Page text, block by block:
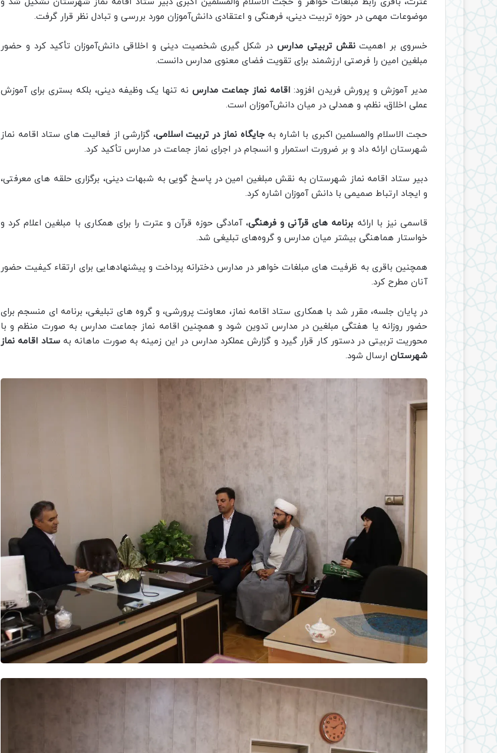
موضوعات مهمی در حوزه تربیت دینی، فرهنگی و اعتقادی دانش‌آموزان مورد بررسی و تبادل نظر قرار گرفت.
خسروی بر اهمیتنقش تربیتی مدارس در شکل گیری شخصیت دینی و اخلاقی دانش‌آموزان تأکید کرد و حضور
مبلغین امین را فرصتی ارزشمند برای تقویت فضای معنوی مدارس دانست.
مدیر آموزش و پرورش فریدن افزود: اقامه نماز جماعت مدارس نه تنها یک وظیفه دینی، بلکه بستری برای آموزش
عملی اخلاق، نظم، و همدلی در میان دانش‌آموزان است.
حجت الاسلام والمسلمین اکبری با اشاره بهجایگاه نماز در تربیت اسلامی، گزارشی از فعالیت های ستاد اقامه نماز
شهرستان ارائه داد و بر ضرورت استمرار و انسجام در اجرای نماز جماعت در مدارس تأکید کرد.
دبیر ستاد اقامه نماز شهرستان به نقش مبلغین امین در پاسخ گویی به شبهات دینی، برگزاری حلقه های معرفتی،
و ایجاد ارتباط صمیمی با دانش آموزان اشاره کرد.
قاسمی نیز با ارائه برنامه های قرآنی و فرهنگی، آمادگی حوزه قرآن و عترت را برای همکاری با مبلغین اعلام کرد و
خواستار هماهنگی بیشتر میان مدارس و گروه‌های تبلیغی شد.
همچنین باقری به ظرفیت های مبلغات خواهر در مدارس دخترانه پرداخت و پیشنهادهایی برای ارتقاء کیفیت حضور
آنان مطرح کرد.
در پایان جلسه، مقرر شد با همکاری ستاد اقامه نماز، معاونت پرورشی، و گروه های تبلیغی، برنامه ای منسجم برای
حضور روزانه یا هفتگی مبلغین در مدارس تدوین شود و همچنین اقامه نماز جماعت مدارس به صورت منظم و با
محوریت تربیتی در دستور کار قرار گیرد و گزارش عملکرد مدارس در این زمینه به صورت ماهانه بهستاد اقامه نماز
شهرستان ارسال شود.